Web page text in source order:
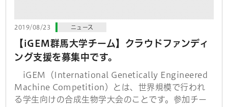
2019/08/23 ニュース
【iGEM群馬大学チーム】クラウドファンディ
ング支援を募集中です。
iGEM（International Genetically Engineered
Machine Competition）とは、世界規模で行われ
る学生向けの合成生物学大会のことです。参加チー